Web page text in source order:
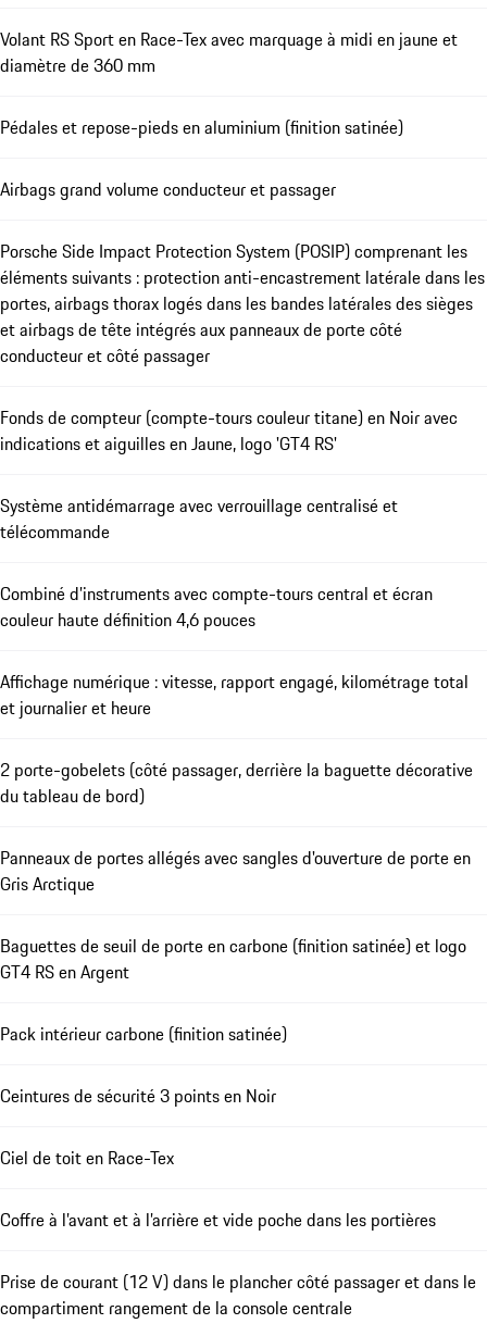
Volant RS Sport en Race-Tex avec marquage à midi en jaune et
diamètre de 360 mm
Pédales et repose-pieds en aluminium (finition satinée)
Airbags grand volume conducteur et passager
Porsche Side Impact Protection System (POSIP) comprenant les
éléments suivants : protection anti-encastrement latérale dans les
portes, airbags thorax logés dans les bandes latérales des sièges
et airbags de tête intégrés aux panneaux de porte côté
conducteur et côté passager
Fonds de compteur (compte-tours couleur titane) en Noir avec
indications et aiguilles en Jaune, logo 'GT4 RS'
Système antidémarrage avec verrouillage centralisé et
télécommande
Combiné d’instruments avec compte-tours central et écran
couleur haute définition 4,6 pouces
Affichage numérique : vitesse, rapport engagé, kilométrage total
et journalier et heure
2 porte-gobelets (côté passager, derrière la baguette décorative
du tableau de bord)
Panneaux de portes allégés avec sangles d'ouverture de porte en
Gris Arctique
Baguettes de seuil de porte en carbone (finition satinée) et logo
GT4 RS en Argent
Pack intérieur carbone (finition satinée)
Ceintures de sécurité 3 points en Noir
Ciel de toit en Race-Tex
Coffre à l’avant et à l’arrière et vide poche dans les portières
Prise de courant (12 V) dans le plancher côté passager et dans le
compartiment rangement de la console centrale